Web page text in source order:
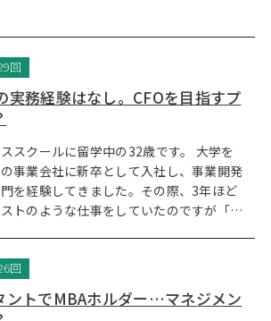
回
実務経験はなし。CFOを目指すプ
スクールに留学中の32歳です。 大学を
事業会社に新卒として入社し、事業開発
を経験してきました。その際、3年ほど
トのような仕事をしていたのですが「…
回
ントでMBAホルダー…マネジメン